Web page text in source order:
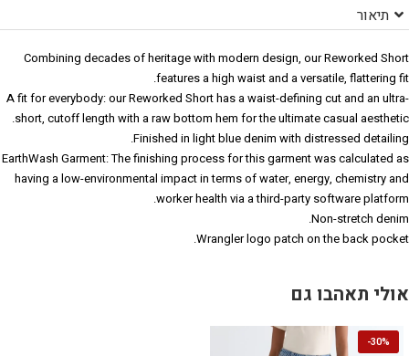
תיאור
Combining decades of heritage with modern design, our Reworked Short
features a high waist and a versatile, flattering fit.
A fit for everybody: our Reworked Short has a waist-defining cut and an ultra-
short, cutoff length with a raw bottom hem for the ultimate casual aesthetic.
Finished in light blue denim with distressed detailing.
EarthWash Garment: The finishing process for this garment was calculated as
having a low-environmental impact in terms of water, energy, chemistry and
worker health via a third-party software platform.
Non-stretch denim.
Wrangler logo patch on the back pocket.
אולי תאהבו גם
30%
-